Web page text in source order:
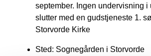
september. Ingen undervisning i
slutter med en gudstjeneste 1.
Storvorde Kirke
Sted: Sognegården i Storvorde